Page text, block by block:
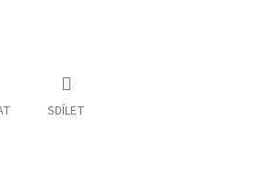
SDÍLET